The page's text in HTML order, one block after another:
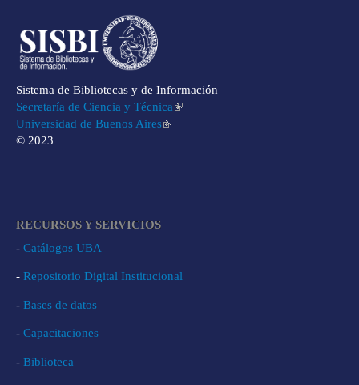
Sistema de Bibliotecas y de Información
Secretaría de Ciencia y Técnica
Universidad de Buenos Aires
© 2023
RECURSOS Y SERVICIOS
- Catálogos UBA
- Repositorio Digital Institucional
- Bases de datos
- Capacitaciones
- Biblioteca